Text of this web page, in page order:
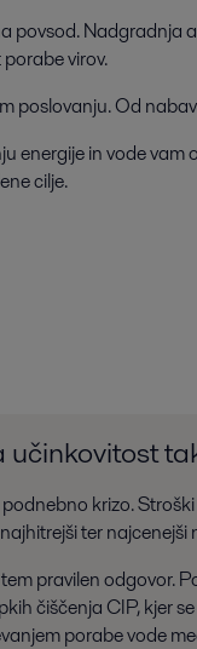
povsod. Nadgradnja
virov.
poslovanju. Od
energije in vode
cilje.
učinkovitost
krizo.
ter
pravilen odgovor.
čiščenja CIP, kjer
porabe vode